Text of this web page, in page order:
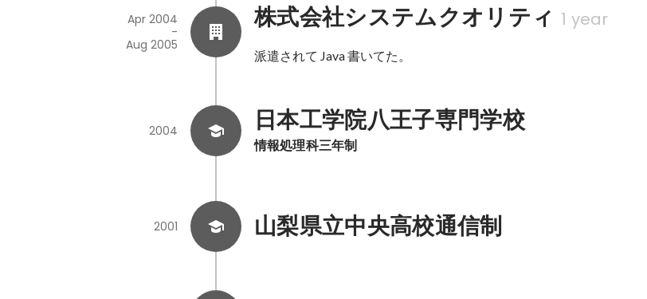
株式会社システムクオリティ 1 year
Apr 2004
-
Aug 2005
派遣されて Java 書いてた。
日本工学院八王子専門学校
情報処理科三年制
2004
山梨県立中央高校通信制
2001